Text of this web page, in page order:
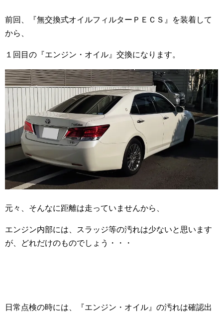
前回、『無交換式オイルフィルターＰＥＣＳ』を装着して
から、
１回目の『エンジン・オイル』交換になります。
元々、そんなに距離は走っていませんから、
エンジン内部には、スラッジ等の汚れは少ないと思います
が、どれだけのものでしょう・・・
日常点検の時には、『エンジン・オイル』の汚れは確認出